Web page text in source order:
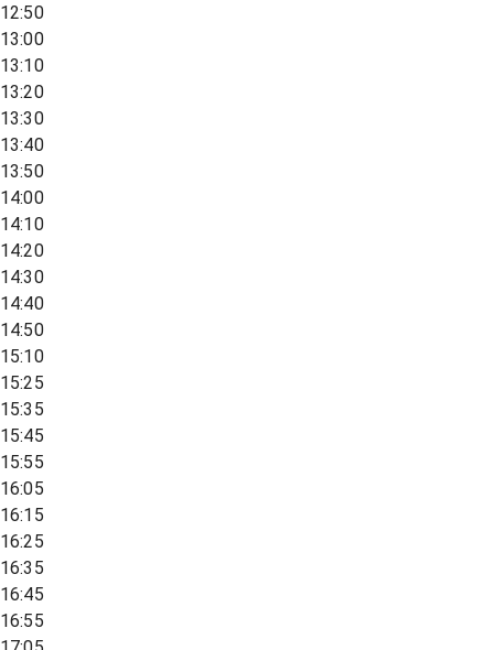
12:50
13:00
13:10
13:20
13:30
13:40
13:50
14:00
14:10
14:20
14:30
14:40
14:50
15:10
15:25
15:35
15:45
15:55
16:05
16:15
16:25
16:35
16:45
16:55